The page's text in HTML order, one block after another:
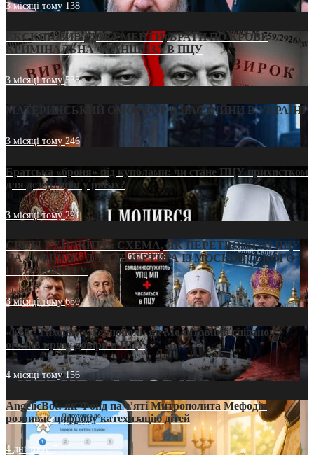
3 місяці тому 138
ЕКСКЛЮЗИВ (ДОКУМЕНТИ)/БРАТИ ПО КРОВІ:
КРИМІНАЛЬНА ФРАНШИЗА В ПЦУ
3 місяці тому538
МАТЕРИНСЬКИЙ ОМОРФОР В ЧАС ВІЙНИ В УКРАЇНІ
3 місяці тому246
Братська «броня» під куполами: чи стане ПЦУ прихистком
для дезертирів у рясах?
3 місяці тому291
СВЯТІ УХИЛЯНТИ: СХЕМА, ЯК ПЕРЕТВОРИТИ ПЦУ
НА «ОФШОР» ДЛЯ ДЕЗЕРТИРА ІЗ МОСКОВСЬКОГО
ПАТРІАРХАТУ
3 місяці тому650
«Кейс Тихона» у Тернополі: як Молитовний сніданок
оголив кризу довіри в ПЦУ
4 місяці тому156
AngelicBot: як Фонд пам’яті Митрополита Мефодія
розвиває цифрову катехизацію дітей
4 дні тому7